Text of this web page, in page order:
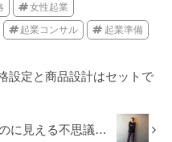
女性起業
起業コンサル 起業準備
設定と商品設計はセットで
に見える不思議…